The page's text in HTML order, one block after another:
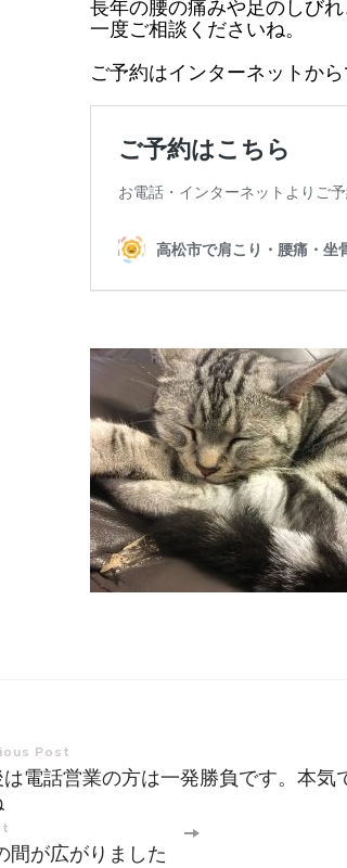
長年の腰の痛みや足のしび
一度ご相談くださいね。
ご予約はインターネットから
Post
電話営業の方は一発勝負です。本
間が広がりました